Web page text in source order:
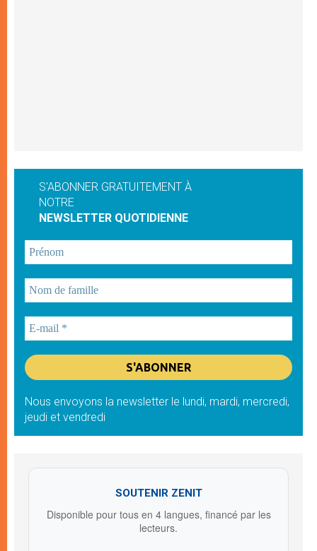
S'ABONNER GRATUITEMENT À
NOTRE
NEWSLETTER QUOTIDIENNE
Nous envoyons la newsletter le lundi, mardi, mercredi,
jeudi et vendredi
SOUTENIR ZENIT
Disponible pour tous en 4 langues, financé par les
lecteurs.